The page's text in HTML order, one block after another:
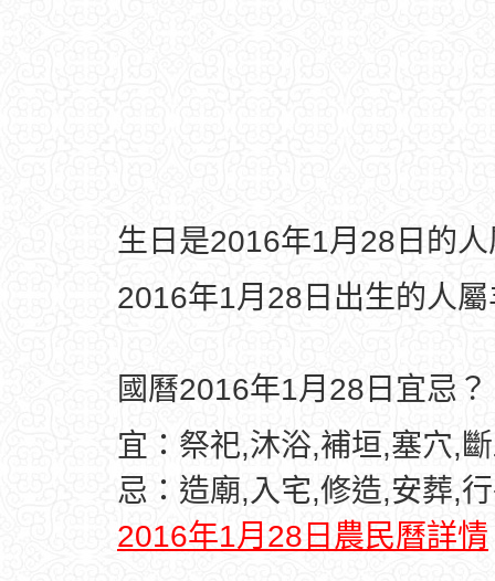
生日是2016年1月28日的
2016年1月28日出生的人
國曆2016年1月28日宜忌？
宜：祭祀,沐浴,補垣,塞穴,
忌：造廟,入宅,修造,安葬,
2016年1月28日農民曆詳情